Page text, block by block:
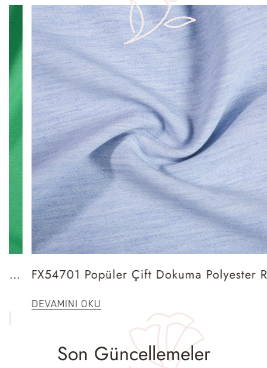
FX54701 Popüler Çift Dokuma Polyester Rayon Streç yün kumaş takım üniformalar için
DEVAMINI OKU
Son Güncellemeler